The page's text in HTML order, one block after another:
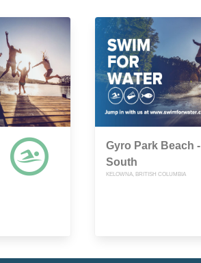
Gyro Park Beach -
South
KELOWNA, BRITISH COLUMBIA